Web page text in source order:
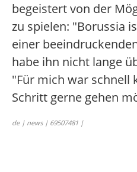
begeistert von der
zu spielen: "Borussia
einer
habe ihn nicht lange
"Für mich war schnell
Schritt gerne gehen
de | news | 69507481 |